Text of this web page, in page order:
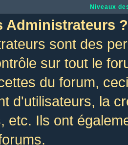
Niveaux
Administrateurs ?
sont des
sur tout le
du forum,
d'utilisateurs, la
etc. Ils ont